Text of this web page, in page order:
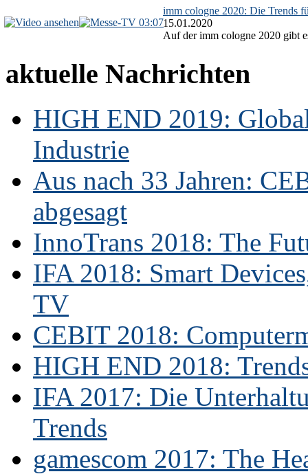
03:07
imm cologne 2020: Die Trends
15.01.2020
Auf der imm cologne 2020 gibt
aktuelle Nachrichten
HIGH END 2019:
Industrie
Aus nach 33 Jahren:
abgesagt
InnoTrans 2018: The
IFA 2018: Smart
TV
CEBIT 2018:
HIGH END 2018:
IFA 2017: Die
Trends
gamescom 2017: The